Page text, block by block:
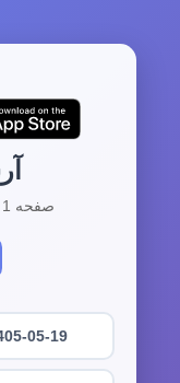
صفحه 1 از 343 | مجموع 3427 آرشیو
05-19